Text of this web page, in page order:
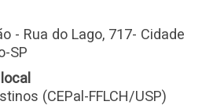
- Rua do Lago, 717- Cidade
SP
(CEPal-FFLCH/USP)